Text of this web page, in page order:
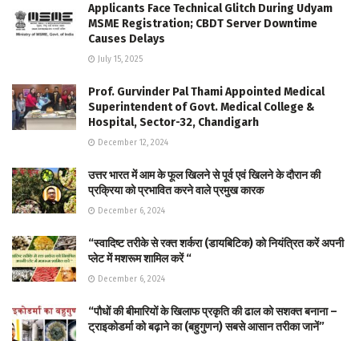
Applicants Face Technical Glitch During Udyam
MSME Registration; CBDT Server Downtime
Causes Delays
July 15, 2025
Prof. Gurvinder Pal Thami Appointed Medical
Superintendent of Govt. Medical College &
Hospital, Sector-32, Chandigarh
December 12, 2024
उत्तर भारत में आम के फूल खिलने से पूर्व एवं खिलने के दौरान की
प्रक्रिया को प्रभावित करने वाले प्रमुख कारक
December 6, 2024
“स्वादिष्ट तरीके से रक्त शर्करा (डायबिटिक) को नियंत्रित करें अपनी
प्लेट में मशरूम शामिल करें “
December 6, 2024
“पौधों की बीमारियों के खिलाफ प्रकृति की ढाल को सशक्त बनाना –
ट्राइकोडर्मा को बढ़ाने का (बहुगुणन) सबसे आसान तरीका जानें”